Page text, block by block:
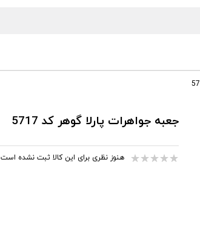
جعبه جواهرات پارلا گوهر کد 5717
هنوز نظری برای این کالا ثبت نشده است